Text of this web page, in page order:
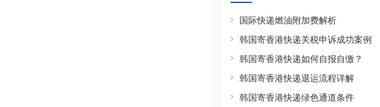
国际快递燃油附加费解析
韩国寄香港快递关税申诉成功案例
韩国寄香港快递如何自报自缴？
韩国寄香港快递退运流程详解
韩国寄香港快递绿色通道条件